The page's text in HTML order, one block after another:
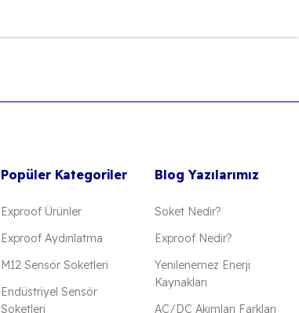
Popüler Kategoriler
Exproof Ürünler
Exproof Aydınlatma
M12 Sensör Soketleri
Endüstriyel Sensör
Soketleri
Blog Yazılarımız
Soket Nedir?
Exproof Nedir?
Yenilenemez Enerji
Kaynakları
AC/DC Akımları Farkları